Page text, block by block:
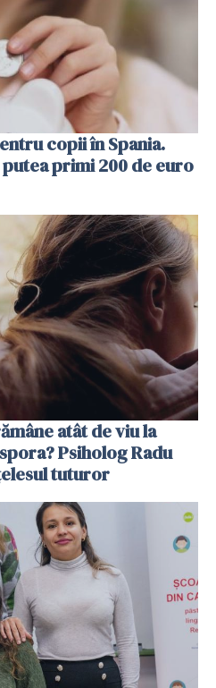
copii în Spania.
primi 200 de euro
atât de viu la
Psiholog Radu
tuturor